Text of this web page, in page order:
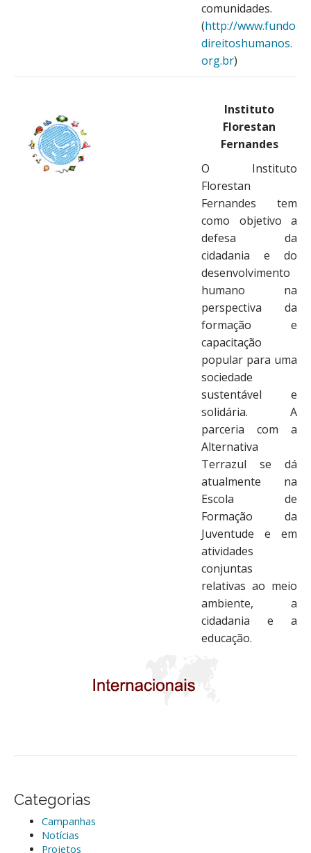
comunidades.
(http://www.fundo
direitoshumanos.
org.br)
Instituto
Florestan
Fernandes
O Instituto
Florestan
Fernandes tem
como objetivo a
defesa da
cidadania e do
desenvolvimento
humano na
perspectiva da
formação e
capacitação
popular para uma
sociedade
sustentável e
solidária. A
parceria com a
Alternativa
Terrazul se dá
atualmente na
Escola de
Formação da
Juventude e em
atividades
conjuntas
relativas ao meio
ambiente, a
cidadania e a
educação.
Categorias
Campanhas
Notícias
Projetos